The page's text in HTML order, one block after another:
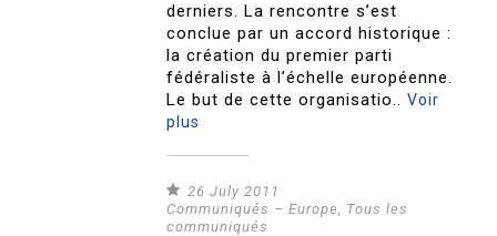
derniers. La rencontre s’est
conclue par un accord historique :
la création du premier parti
fédéraliste à l’échelle européenne.
Le but de cette organisatio..Voir
plus
26 July 2011
Communiqués – Europe, Tous les
communiqués